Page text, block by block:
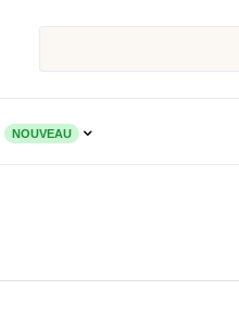
NOUVEAU